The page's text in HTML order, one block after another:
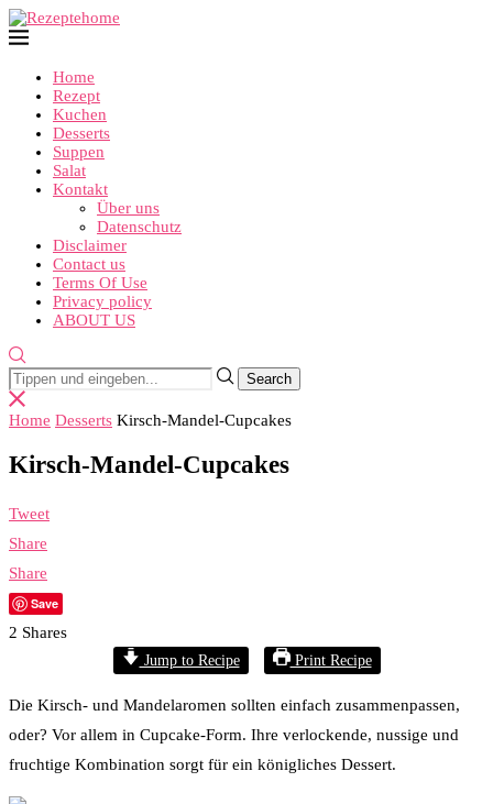
Home
Rezept
Kuchen
Desserts
Suppen
Salat
Kontakt
Über uns
Datenschutz
Disclaimer
Contact us
Terms Of Use
Privacy policy
ABOUT US
Home Desserts Kirsch-Mandel-Cupcakes
Kirsch-Mandel-Cupcakes
Tweet
Share
Share
Save
2 Shares
Jump to Recipe Print Recipe
Die Kirsch- und Mandelaromen sollten einfach zusammenpassen,
oder? Vor allem in Cupcake-Form. Ihre verlockende, nussige und
fruchtige Kombination sorgt für ein königliches Dessert.